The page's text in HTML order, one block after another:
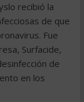
recibió la
de que
Fue
Surfacide,
de
en los